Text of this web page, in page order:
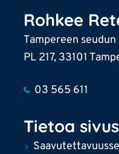
Rohkee
Tampereen
PL 217, 33101
03 565 611
Tietoa